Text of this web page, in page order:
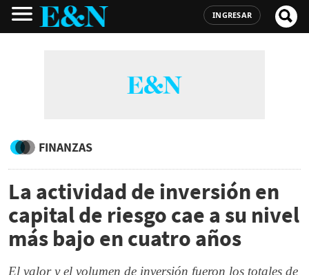
INGRESAR
FINANZAS
La actividad de inversión en
capital de riesgo cae a su nivel
más bajo en cuatro años
El valor y el volumen de inversión fueron los totales de